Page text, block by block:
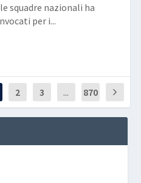
squadre nazionali ha
per i...
2 3 ... 870